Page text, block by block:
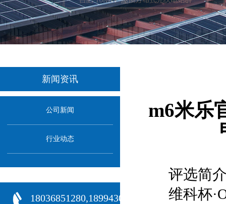
新闻资讯
公司新闻
行业动态
18036851280,18994301288,18068407382
m6米乐
评选简
维科杯